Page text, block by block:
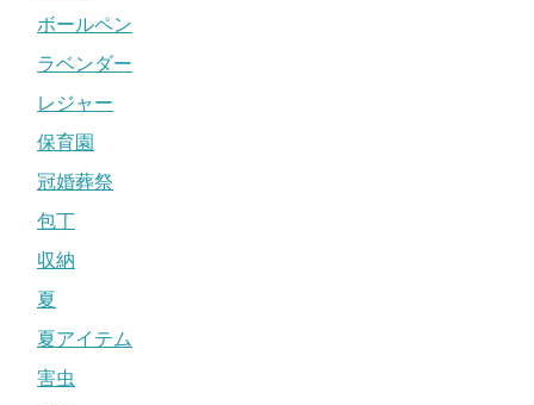
ボールペン
ラベンダー
レジャー
保育園
冠婚葬祭
包丁
収納
夏
夏アイテム
害虫